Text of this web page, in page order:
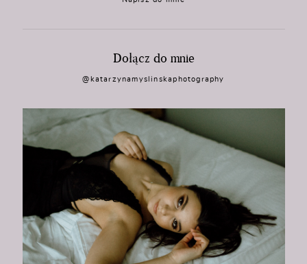
Dołącz do mnie
@katarzynamyslinskaphotography